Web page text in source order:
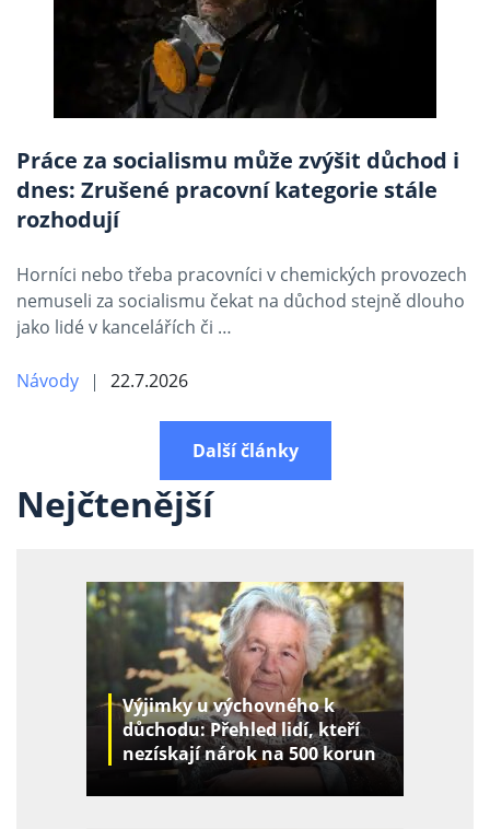
Práce za socialismu může zvýšit důchod i
dnes: Zrušené pracovní kategorie stále
rozhodují
Horníci nebo třeba pracovníci v chemických provozech
nemuseli za socialismu čekat na důchod stejně dlouho
jako lidé v kancelářích či …
Návody 22.7.2026
Další články
Nejčtenější
Výjimky u výchovného k
důchodu: Přehled lidí, kteří
nezískají nárok na 500 korun
za děti